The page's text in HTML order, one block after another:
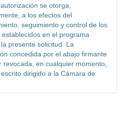
se otorga,
a los efectos del
seguimiento y control de los
establecidos en el programa
presente solicitud. La
concedida por el abajo firmante
revocada, en cualquier momento,
dirigido a la Cámara de